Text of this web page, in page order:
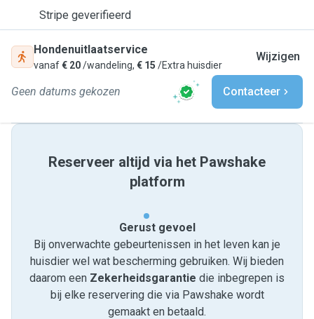
Stripe geverifieerd
Hondenuitlaatservice
vanaf€ 20/wandeling, € 15 /Extra huisdier
Wijzigen
Geen datums gekozen Contacteer
Reserveer altijd via het Pawshake
platform
Gerust gevoel
Bij onverwachte gebeurtenissen in het leven kan je
huisdier wel wat bescherming gebruiken. Wij bieden
daarom een Zekerheidsgarantie die inbegrepen is
bij elke reservering die via Pawshake wordt
gemaakt en betaald.